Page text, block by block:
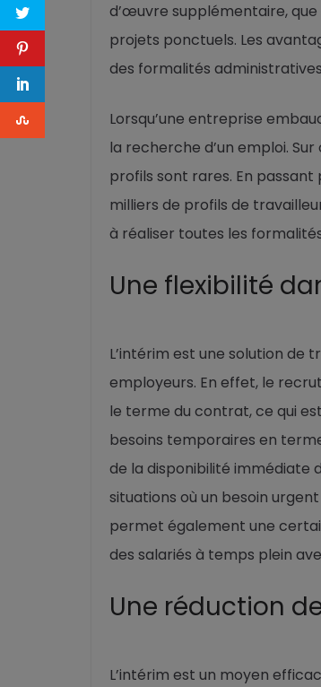
d’œuvre supplémentaire,
projets ponctuels. Les
des formalités
Lorsqu’une entreprise
la recherche d’un emploi.
profils sont rares. En
milliers de profils de
à réaliser toutes les
Une flexibilité
L’intérim est une solution
employeurs. En effet, le
le terme du contrat, ce qui
besoins temporaires en
de la disponibilité immédiate
situations où un besoin
permet également une
des salariés à temps plein
Une réduction
L’intérim est un moyen